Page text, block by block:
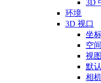
3D
环境
3D 视口
坐
空
视
默
相